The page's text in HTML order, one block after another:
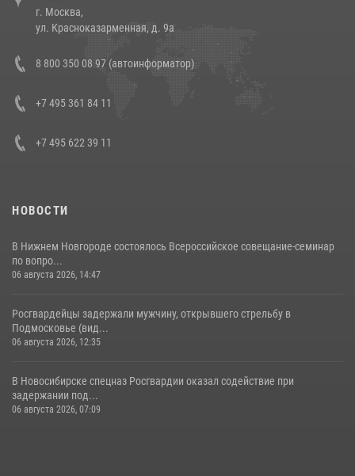
14 июля 2026, 12:20
В Росгвардии прошла военно-научная конференция по обобщению
боевого опыта
г. Москва,
ул. Красноказарменная, д. 9а
8 800 350 08 97 (автоинформатор)
+7 495 361 84 11
+7 495 622 39 11
НОВОСТИ
В Нижнем Новгороде состоялось Всероссийское совещание-семинар
по вопро...
06 августа 2026, 14:47
Росгвардейцы задержали мужчину, открывшего стрельбу в
Подмосковье (вид...
06 августа 2026, 12:35
В Новосибирске спецназ Росгвардии оказал содействие при
задержании под...
06 августа 2026, 07:09